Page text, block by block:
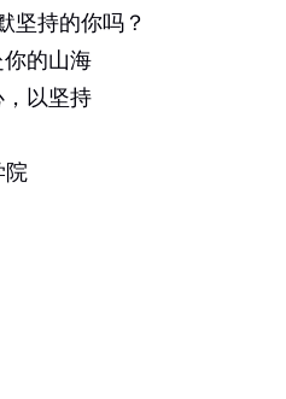
坚持的你吗？
的山海
，以坚持
院